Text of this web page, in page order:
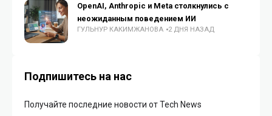
OpenAI, Anthropic и Meta столкнулись с
неожиданным поведением ИИ
ГУЛЬНУР КАКИМЖАНОВА 2 ДНЯ НАЗАД
Подпишитесь на нас
Получайте последние новости от Tech News